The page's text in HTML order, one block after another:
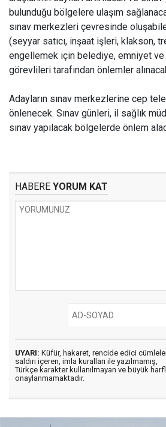
bulunduğu bölgelere ulaşım
sınav merkezleri çevresinde
(seyyar satıcı, inşaat işleri, klakson,
engellemek için belediye, emniyet
görevlileri tarafından önlemler
Adayların sınav merkezlerine cep
önlenecek. Sınav günleri, il sağlık
sınav yapılacak bölgelerde önlem
HABERE YORUM KAT
UYARI: Küfür, hakaret, rencide edici
saldırı içeren, imla kuralları ile yazılmamış,
Türkçe karakter kullanılmayan ve büyük
onaylanmamaktadır.